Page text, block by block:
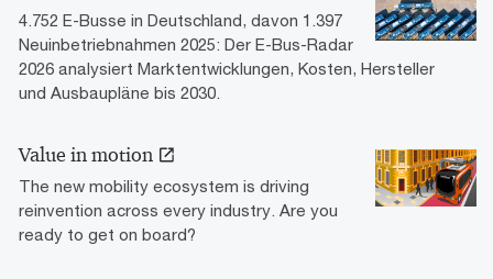
4.752 E-Busse in Deutschland, davon 1.397
Neuinbetriebnahmen 2025: Der E-Bus-Radar
2026 analysiert Marktentwicklungen, Kosten, Hersteller
und Ausbaupläne bis 2030.
Value in motion
The new mobility ecosystem is driving
reinvention across every industry. Are you
ready to get on board?